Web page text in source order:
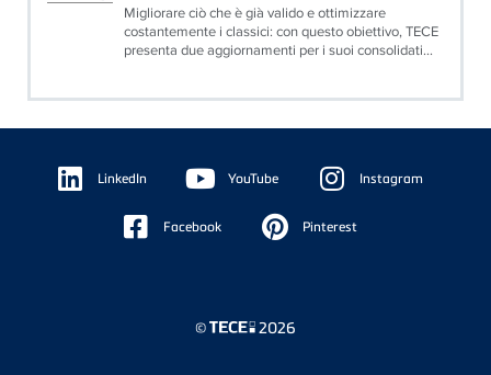
Migliorare ciò che è già valido e ottimizzare
costantemente i classici: con questo obiettivo, TECE
presenta due aggiornamenti per i suoi consolidati...
Floating
Sidebar LinkedIn YouTube Instagram
Facebook Pinterest
© 2026